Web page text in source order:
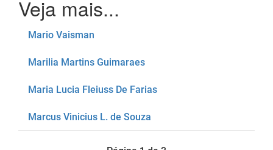
Mario Vaisman
Marilia Martins Guimaraes
Maria Lucia Fleiuss De Farias
Marcus Vinicius L. de Souza